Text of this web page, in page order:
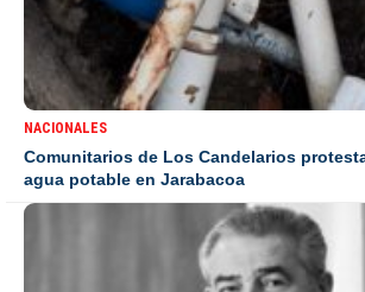
NACIONALES
Comunitarios de Los Candelarios
agua potable en Jarabacoa